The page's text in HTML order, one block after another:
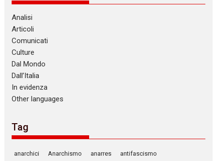
Analisi
Articoli
Comunicati
Culture
Dal Mondo
Dall’Italia
In evidenza
Other languages
Tag
anarchici Anarchismo anarres antifascismo